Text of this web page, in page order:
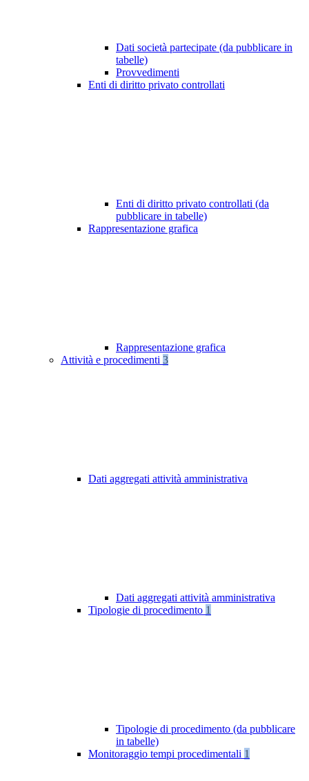
Dati società partecipate (da pubblicare in
tabelle)
Provvedimenti
Enti di diritto privato controllati
Enti di diritto privato controllati (da
pubblicare in tabelle)
Rappresentazione grafica
Rappresentazione grafica
Attività e procedimenti 3
Dati aggregati attività amministrativa
Dati aggregati attività amministrativa
Tipologie di procedimento 1
Tipologie di procedimento (da pubblicare
in tabelle)
Monitoraggio tempi procedimentali 1